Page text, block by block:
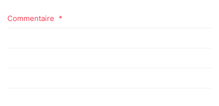
Commentaire *